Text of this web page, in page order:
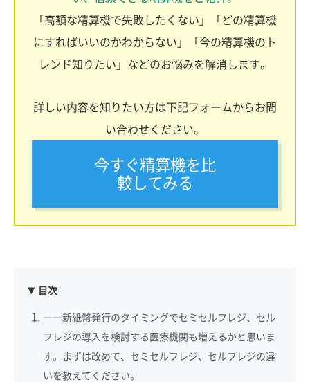
「高額な精算機で失敗したくない」「どの精算機
にすればいいのかわからない」「今の精算機のト
レンド知りたい」などのお悩みを解消します。
詳しい内容を知りたい方は下記フォームからお問
い合わせください。
今すぐ精算機を比
較してみる
目次
――新紙幣発行のタイミングでセミセルフレジ、セル
フレジの導入を検討する医療機関も増えるかと思いま
す。まずは改めて、セミセルフレジ、セルフレジの違
いを教えてください。